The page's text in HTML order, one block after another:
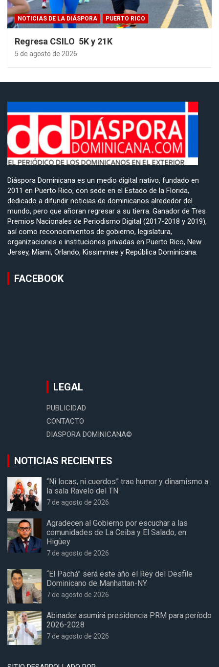
NOTICIAS DE LA DIÁSPORA PUERTO RICO
Regresa CSILO 5K y 21K
5 de agosto de 2026
Diáspora Dominicana es un medio digital nativo, fundado en
2011 en Puerto Rico, con sede en el Estado de la Florida,
dedicado a difundir noticias de dominicanos alrededor del
mundo, pero que añoran regresar a su tierra. Ganador de Tres
Premios Nacionales de Periodismo Digital (2017-2018 y 2019),
así como reconocimientos de gobierno, legislatura,
organizaciones e instituciones privadas en Puerto Rico, New
Jersey, Miami, Orlando, Kissimmee y República Dominicana.
FACEBOOK
LEGAL
PUBLICIDAD
CONTACTO
DIASPORA DOMINICANA©
NOTICIAS RECIENTES
“Ni locas, ni cuerdos” trae humor y dinamismo a
la sala Ravelo del TN
7 de agosto de 2026
Agradecen al Gobierno por escuchar a las
comunidades de La Ceiba y El Salado, en
Higüey
7 de agosto de 2026
“El Pachá” será este año el Rey del Desfile
Dominicano de Manhattan-NY
7 de agosto de 2026
Abinader asumirá presidencia PRM para período
2026-2028
7 de agosto de 2026